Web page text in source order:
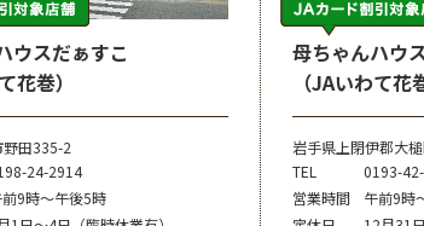
ウスだぁすこ
花巻）
田335-2
24-2914
前9時～午後5時
母ちゃんハウ
（JAいわて花
岩手県上閉伊郡大
TEL
0193-
営業時間
午前9時